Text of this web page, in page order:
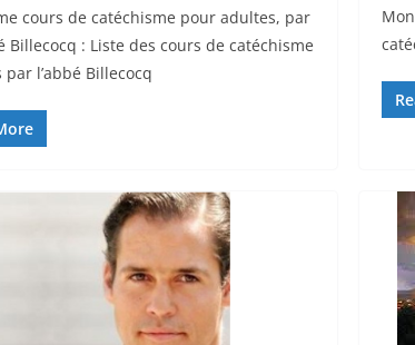
cours de catéchisme pour adultes, par
Billecocq : Liste des cours de catéchisme
l’abbé Billecocq